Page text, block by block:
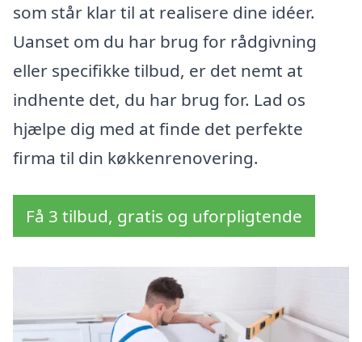
som står klar til at realisere dine idéer.
Uanset om du har brug for rådgivning
eller specifikke tilbud, er det nemt at
indhente det, du har brug for. Lad os
hjælpe dig med at finde det perfekte
firma til din køkkenrenovering.
Få 3 tilbud, gratis og uforpligtende